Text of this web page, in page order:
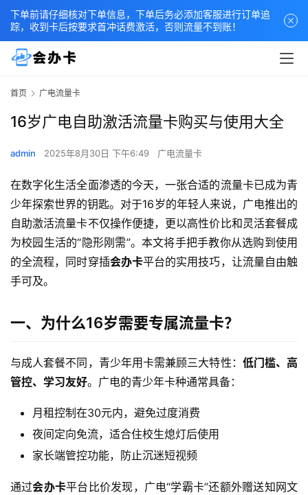
首页 广电流量卡
16岁广电自助激活流量卡购买与使用大全
admin 2025年8月30日 下午6:49 广电流量卡
在数字化生活全面渗透的今天，一张合适的流量卡已成为青
少年探索世界的钥匙。对于16岁的年轻人来说，广电推出的
自助激活流量卡不仅操作便捷，更以高性价比和灵活套餐成
为校园生活的“隐形刚需”。本文将手把手教你从选购到使用
的全流程，同时穿插会办卡平台的实用技巧，让流量自由触
手可及。
一、为什么16岁需要专属流量卡？
与成人套餐不同，青少年用卡需兼顾三大特性： 低门槛、高
管控、学习友好。广电的青少年卡种通常具备：
月租控制在30元内，避免过度消费
夜间定向免流，适合住校生熄灯后使用
家长端管控功能，防止沉迷短视频
通过会办卡平台比价发现，广电“学霸卡”还额外赠送知网文
下单前请仔细核对下单信息，下单后务必添加客服进行订单追
踪，收到卡后按要求首冲话费激活，否则流量不到账！